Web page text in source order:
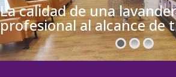
La calidad de una
profesional al alcance de